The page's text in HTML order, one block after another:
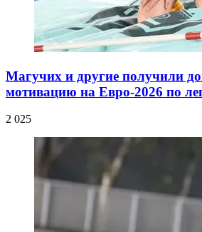
Магучих и другие получили
мотивацию на Евро-2026 по
2 025